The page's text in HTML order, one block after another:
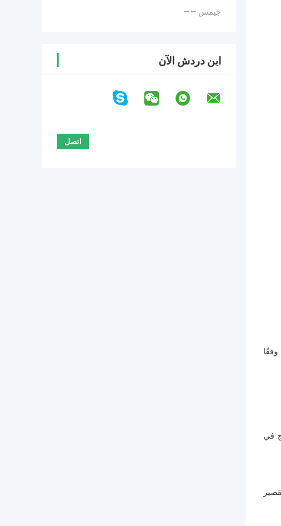
—— جيمس
ابن دردش الآن
في